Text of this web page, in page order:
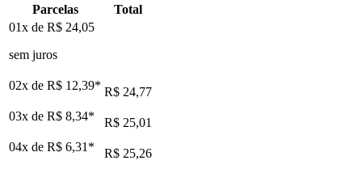
Parcelas
Total
01x de R$ 24,05
sem juros
02x de R$ 12,39* R$ 24,77
03x de R$ 8,34*
R$ 25,01
04x de R$ 6,31 *
R$ 25,26